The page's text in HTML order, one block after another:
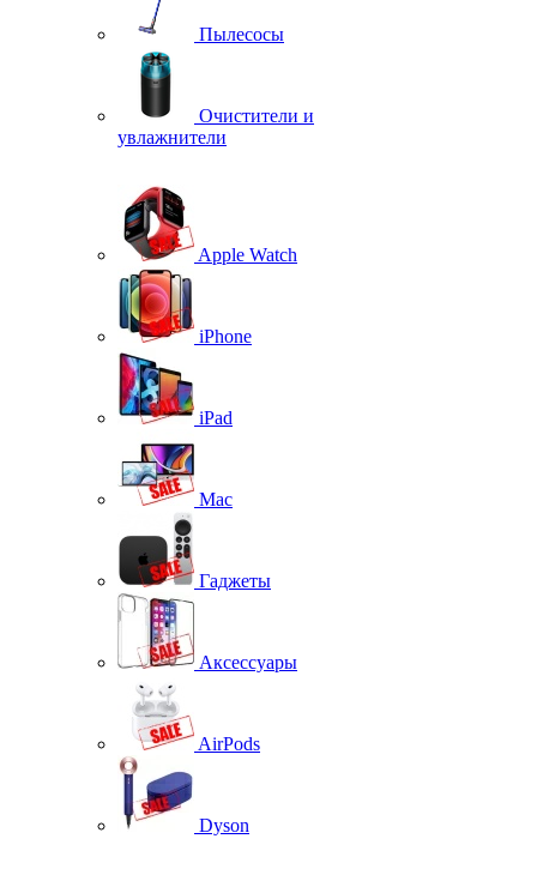
Пылесосы
Очистители и
увлажнители
Apple Watch
iPhone
iPad
Mac
Гаджеты
Аксессуары
AirPods
Dyson